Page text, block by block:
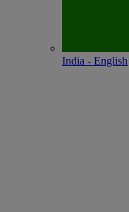
India - English